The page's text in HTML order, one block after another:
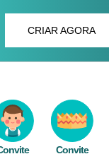
CRIAR AGORA
Convite